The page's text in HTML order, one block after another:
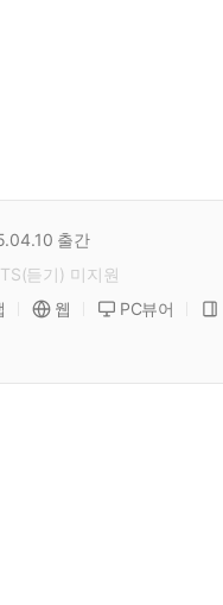
출간
듣기) 미지원
웹 PC뷰어